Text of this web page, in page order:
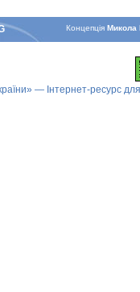
КонцепцiяМикола
— Інтернет-ресурс